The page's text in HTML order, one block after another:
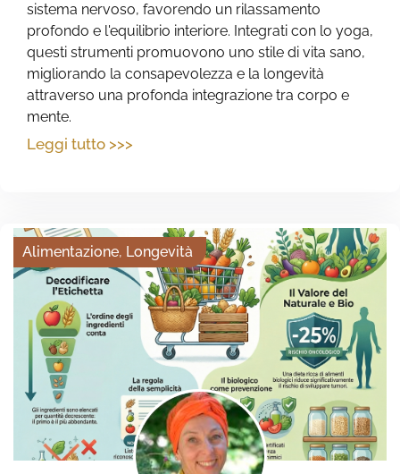
sistema nervoso, favorendo un rilassamento
profondo e l'equilibrio interiore. Integrati con lo yoga,
questi strumenti promuovono uno stile di vita sano,
migliorando la consapevolezza e la longevità
attraverso una profonda integrazione tra corpo e
mente.
Leggi tutto >>>
Alimentazione, Longevità